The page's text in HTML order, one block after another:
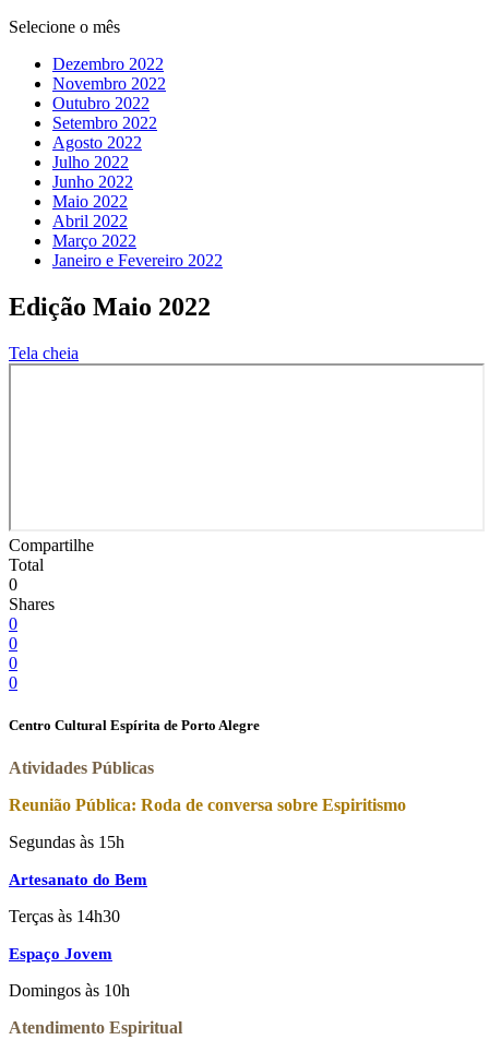
Selecione o mês
Dezembro 2022
Novembro 2022
Outubro 2022
Setembro 2022
Agosto 2022
Julho 2022
Junho 2022
Maio 2022
Abril 2022
Março 2022
Janeiro e Fevereiro 2022
Edição Maio 2022
Tela cheia
Compartilhe
Total
0
Shares
0
0
0
0
Centro Cultural Espírita de Porto Alegre
Atividades Públicas
Reunião Pública: Roda de conversa sobre Espiritismo
Segundas às 15h
Artesanato do Bem
Terças às 14h30
Espaço Jovem
Domingos às 10h
Atendimento Espiritual